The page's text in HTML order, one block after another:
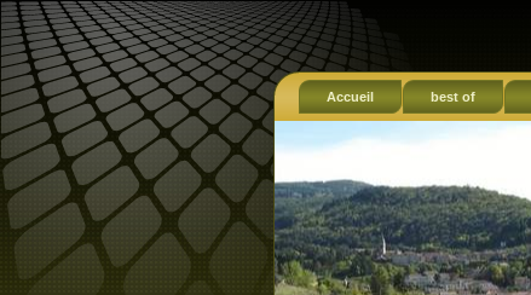
Accueil best of